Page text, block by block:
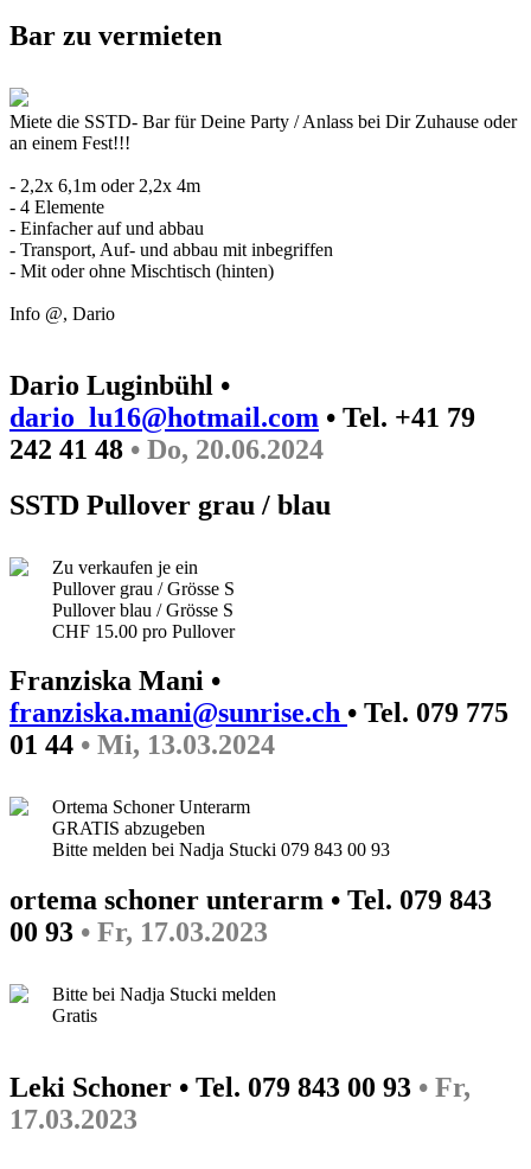
Bar zu vermieten
Miete die SSTD- Bar für Deine Party / Anlass bei Dir Zuhause oder
an einem Fest!!!
- 2,2x 6,1m oder 2,2x 4m
- 4 Elemente
- Einfacher auf und abbau
- Transport, Auf- und abbau mit inbegriffen
- Mit oder ohne Mischtisch (hinten)
Info @, Dario
Dario Luginbühl •
dario_lu16@hotmail.com • Tel. +41 79
242 41 48 • Do, 20.06.2024
SSTD Pullover grau / blau
Zu verkaufen je ein
Pullover grau / Grösse S
Pullover blau / Grösse S
CHF 15.00 pro Pullover
Franziska Mani •
franziska.mani@sunrise.ch • Tel. 079 775
01 44 • Mi, 13.03.2024
Ortema Schoner Unterarm
GRATIS abzugeben
Bitte melden bei Nadja Stucki 079 843 00 93
ortema schoner unterarm • Tel. 079 843
00 93 • Fr, 17.03.2023
Bitte bei Nadja Stucki melden
Gratis
Leki Schoner • Tel. 079 843 00 93 • Fr,
17.03.2023